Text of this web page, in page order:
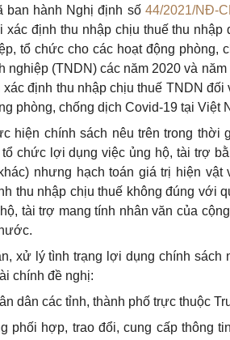
ban hành Nghị định số 44/2021/NĐ-
định thu nhập chịu thuế thu
tổ chức cho các hoạt động phòng,
nghiệp (TNDN) các năm 2020 và
định thu nhập chịu thuế TNDN
phòng, chống dịch Covid-19 tại Việt
hiện chính sách nêu trên trong thời
chức lợi dụng việc ủng hộ, tài trợ
nhưng hạch toán giá trị hiện
thu nhập chịu thuế không đúng với
tài trợ mang tính nhân văn của
xử lý tình trạng lợi dụng chính sách
chính đề nghị:
dân các tỉnh, thành phố trực thuộc
phối hợp, trao đổi, cung cấp thông